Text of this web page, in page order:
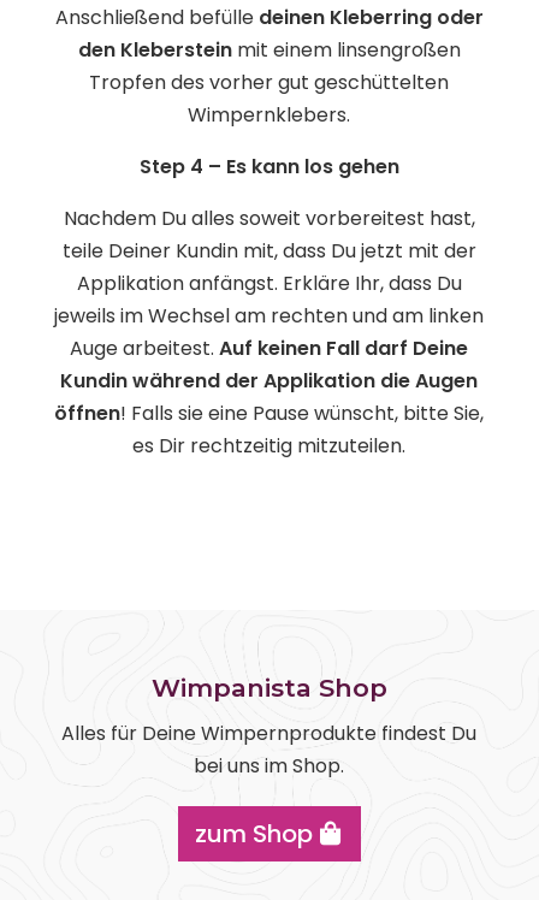
Anschließend befülle deinen Kleberring oder
den Klebersteinmit einem linsengroßen
Tropfen des vorher gut geschüttelten
Wimpernklebers.
Step 4 – Es kann los gehen
Nachdem Du alles soweit vorbereitest hast,
teile Deiner Kundin mit, dass Du jetzt mit der
Applikation anfängst. Erkläre Ihr, dass Du
jeweils im Wechsel am rechten und am linken
Auge arbeitest.Auf keinen Fall darf Deine
Kundin während der Applikation die Augen
öffnen! Falls sie eine Pause wünscht, bitte Sie,
es Dir rechtzeitig mitzuteilen.
Wimpanista Shop
Alles für Deine Wimpernprodukte findest Du
bei uns im Shop.
zum Shop